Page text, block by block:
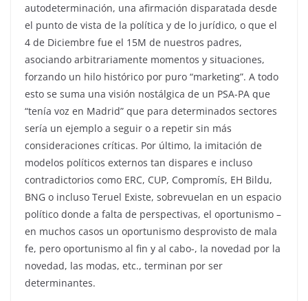
autodeterminación, una afirmación disparatada desde
el punto de vista de la política y de lo jurídico, o que el
4 de Diciembre fue el 15M de nuestros padres,
asociando arbitrariamente momentos y situaciones,
forzando un hilo histórico por puro “marketing”. A todo
esto se suma una visión nostálgica de un PSA-PA que
“tenía voz en Madrid” que para determinados sectores
sería un ejemplo a seguir o a repetir sin más
consideraciones críticas. Por último, la imitación de
modelos políticos externos tan dispares e incluso
contradictorios como ERC, CUP, Compromís, EH Bildu,
BNG o incluso Teruel Existe, sobrevuelan en un espacio
político donde a falta de perspectivas, el oportunismo –
en muchos casos un oportunismo desprovisto de mala
fe, pero oportunismo al fin y al cabo-, la novedad por la
novedad, las modas, etc., terminan por ser
determinantes.